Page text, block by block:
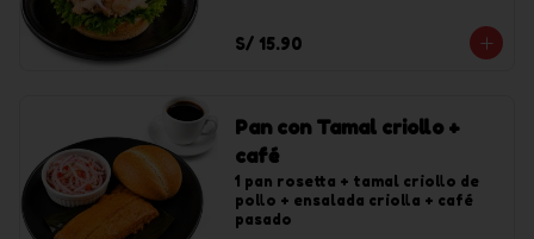
S/ 15.90
Pan con Tamal criollo +
café
1 pan rosetta + tamal criollo de
pollo + ensalada criolla + café
pasado